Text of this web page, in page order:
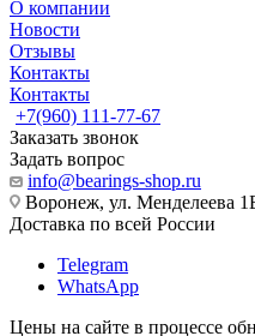
О компании
Новости
Отзывы
Контакты
Контакты
+7(960) 111-77-67
Заказать звонок
Задать вопрос
info@bearings-shop.ru
Воронеж, ул. Менделеева
Доставка по всей России
Telegram
WhatsApp
Цены на сайте в процессе